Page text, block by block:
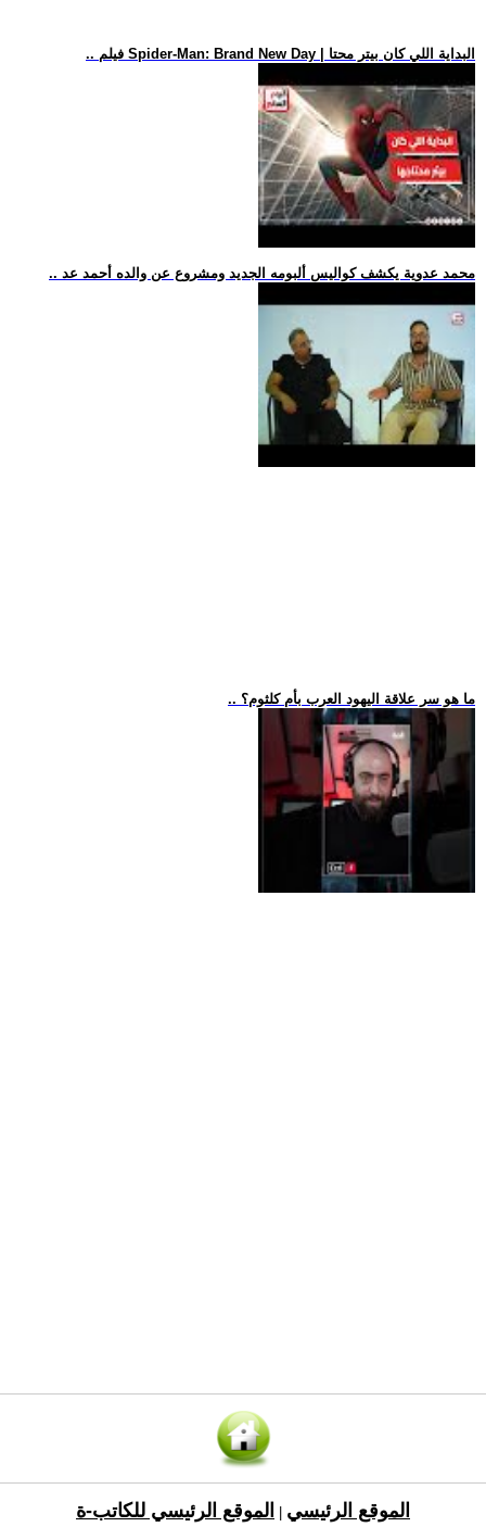
.. فيلم Spider-Man: Brand New Day | البداية اللي كان بيتر محتا
.. محمد عدوية يكشف كواليس ألبومه الجديد ومشروع عن والده أحمد عد
.. ما هو سر علاقة اليهود العرب بأم كلثوم؟
الموقع الرئيسي الموقع الرئيسي للكاتب-ة